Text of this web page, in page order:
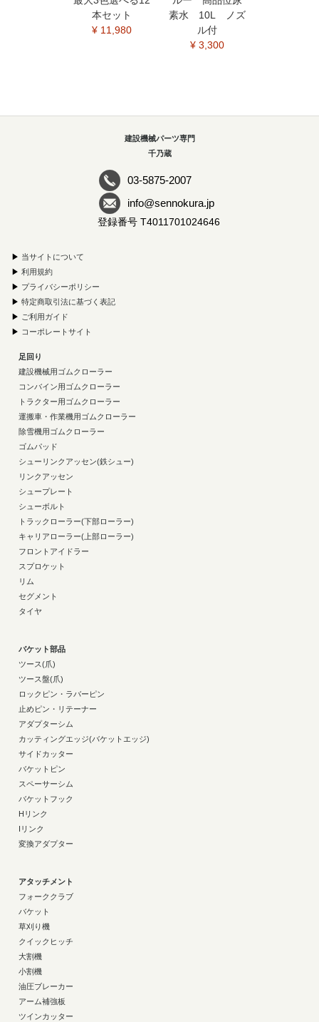
本セット
¥ 11,980
素水 10L ノズ
ル付
¥ 3,300
建設機械パーツ専門
千乃蔵
03-5875-2007
info@sennokura.jp
登録番号 T4011701024646
▶ 当サイトについて
▶ 利用規約
▶ プライバシーポリシー
▶ 特定商取引法に基づく表記
▶ ご利用ガイド
▶ コーポレートサイト
足回り
建設機械用ゴムクローラー
コンバイン用ゴムクローラー
トラクター用ゴムクローラー
運搬車・作業機用ゴムクローラー
除雪機用ゴムクローラー
ゴムパッド
シューリンクアッセン(鉄シュー)
リンクアッセン
シュープレート
シューボルト
トラックローラー(下部ローラー)
キャリアローラー(上部ローラー)
フロントアイドラー
スプロケット
リム
セグメント
タイヤ
バケット部品
ツース(爪)
ツース盤(爪)
ロックピン・ラバーピン
止めピン・リテーナー
アダプターシム
カッティングエッジ(バケットエッジ)
サイドカッター
バケットピン
スペーサーシム
バケットフック
Hリンク
Iリンク
変換アダプター
アタッチメント
フォーククラブ
バケット
草刈り機
クイックヒッチ
大割機
小割機
油圧ブレーカー
アーム補強板
ツインカッター